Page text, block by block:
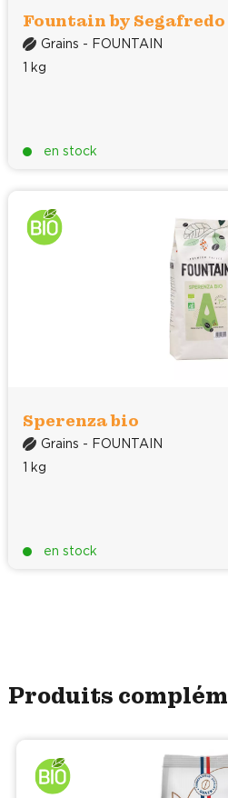
Fountain by Segafredo
Grains - FOUNTAIN
1 kg
en stock
Sperenza bio
Grains - FOUNTAIN
1 kg
en stock
Produits